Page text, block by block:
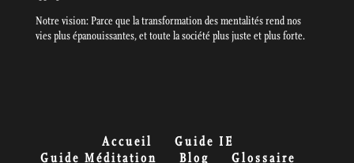
Notre vision: Parce que la transformation des mentalités rend nos
vies plus épanouissantes, et toute la société plus juste et plus forte.
Accueil
Guide IE
Guide Méditation
Blog Glossaire